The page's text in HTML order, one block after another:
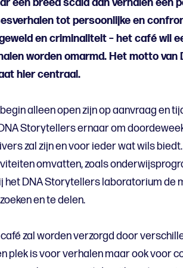
een breed scala aan verhalen een
tot persoonlijke en
en criminaliteit – het café wil
worden omarmd. Het motto van
hier centraal.
alleen open zijn op aanvraag en
Storytellers ernaar om
zal zijn en voor ieder wat wils
omvatten, zoals
het DNA Storytellers laboratorium de
en te delen.
zal worden verzorgd door
plek is voor verhalen maar ook voor